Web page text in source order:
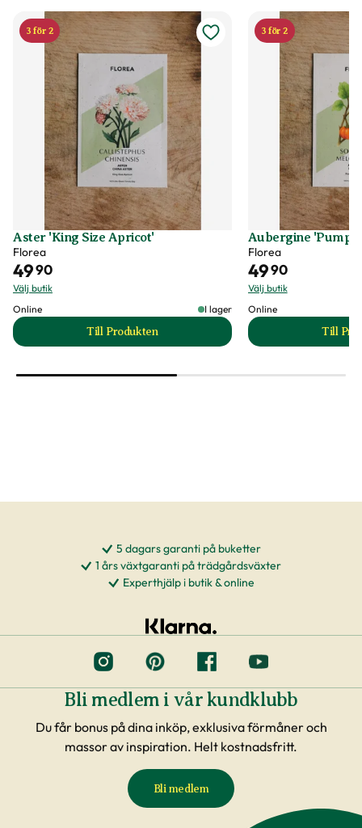
3 för 2
Aster 'King Size Apricot'
Florea
4990
Välj butik
Online
I lager
Till Produkten
till Aster 'King Size Apricot' produktsida
3 för 2
Aubergine
Florea
4990
Välj butik
Online
Till
5 dagars garanti på buketter
1 års växtgaranti på trädgårdsväxter
Experthjälp i butik & online
Bli medlem i vår kundklubb
Du får bonus på dina inköp, exklusiva förmåner och
massor av inspiration. Helt kostnadsfritt.
Bli medlem